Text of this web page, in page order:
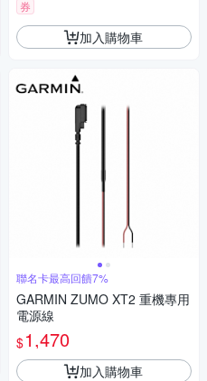
券
加入購物車
聯名卡最高回饋7%
GARMIN ZUMO XT2 重機專用
電源線
$1,470
加入購物車